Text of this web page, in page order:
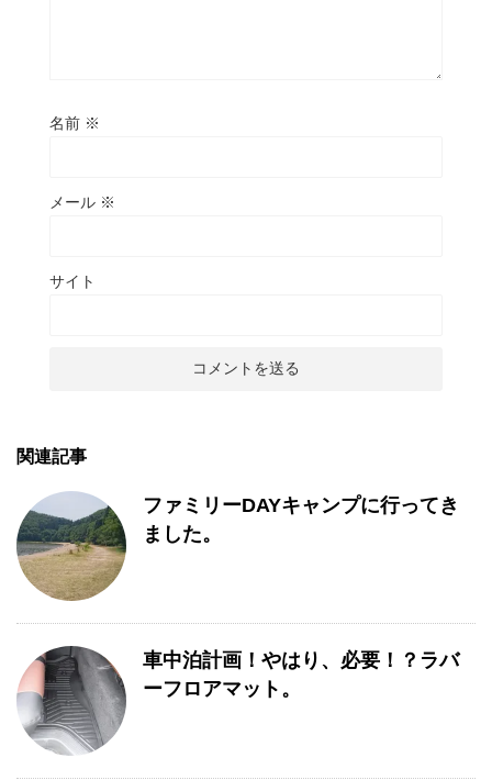
名前 ※
メール ※
サイト
関連記事
ファミリーDAYキャンプに行ってき
ました。
車中泊計画！やはり、必要！？ラバ
ーフロアマット。